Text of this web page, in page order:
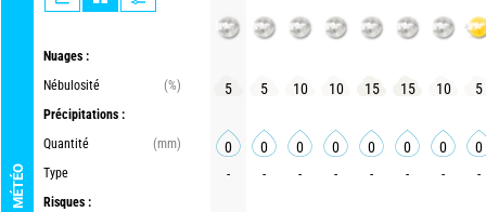
MÉTÉO
Nuages :
Nébulosité
(%)
Précipitations :
Quantité
(mm)
Type
Risques :
5 5 10 10 15 15 10 5
0 0 0 0 0 0 0 0
- - - - - - - -